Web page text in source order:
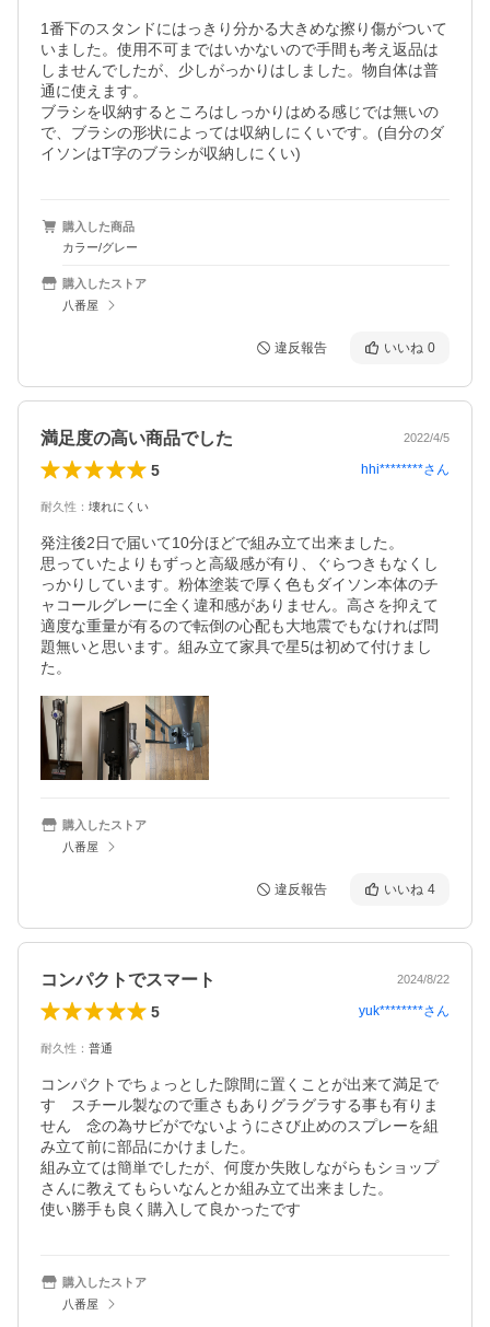
1番下のスタンドにはっきり分かる大きめな擦り傷がついて
いました。使用不可まではいかないので手間も考え返品は
しませんでしたが、少しがっかりはしました。物自体は普
通に使えます。
ブラシを収納するところはしっかりはめる感じでは無いの
で、ブラシの形状によっては収納しにくいです。(自分のダ
購入した商品
カラー/グレー
購入したストア
八番屋
違反報告 いいね 0
満足度の高い商品でした 2022/4/5
5 hhi********さん
耐久性 ： 壊れにくい
発注後2日で届いて10分ほどで組み立て出来ました。
思っていたよりもずっと高級感が有り、ぐらつきもなくし
っかりしています。粉体塗装で厚く色もダイソン本体のチ
ャコールグレーに全く違和感がありません。高さを抑えて
適度な重量が有るので転倒の心配も大地震でもなければ問
題無いと思います。組み立て家具で星5は初めて付けまし
た。
購入したストア
八番屋
違反報告 いいね 4
コンパクトでスマート 2024/8/22
5 yuk********さん
耐久性 ： 普通
コンパクトでちょっとした隙間に置くことが出来て満足で
す　スチール製なので重さもありグラグラする事も有りま
せん　念の為サビがでないようにさび止めのスプレーを組
み立て前に部品にかけました。
組み立ては簡単でしたが、何度か失敗しながらもショップ
さんに教えてもらいなんとか組み立て出来ました。
使い勝手も良く購入して良かったです
購入したストア
八番屋